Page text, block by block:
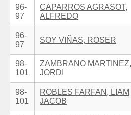
96-
97
CAPARROS AGRASOT,
ALFREDO
96-
97
SOY VIÑAS, ROSER
98-
101
ZAMBRANO MARTINEZ,
JORDI
98-
101
ROBLES FARFAN, LIAM
JACOB